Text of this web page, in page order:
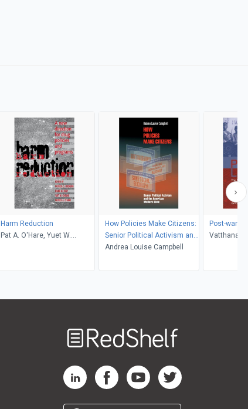
Harm Reduction
Pat A. O'Hare, Yuet W.
How Policies Make Citizens:
Senior Political Activism and
the American Welfare State
Andrea Louise Campbell
Post-war
Vatthana
RedShelf LinkedIn Page
RedShelf Facebook Page
RedShelf YouTube Page
RedShelf Twitter